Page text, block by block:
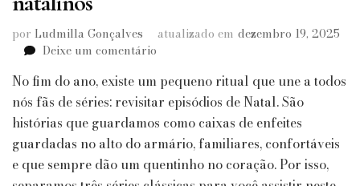
por Ludmilla Gonçalves atualizado em dezembro 19, 2025
Deixe um comentário
Natal:
Guia
de
episódios
natalinos
No fim do ano, existe um pequeno ritual que une a todos
nós fãs de séries: revisitar episódios de Natal. São
histórias que guardamos como caixas de enfeites
guardadas no alto do armário, familiares, confortáveis
e que sempre dão um quentinho no coração. Por isso,